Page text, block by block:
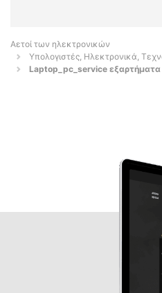
Αετοί των ηλεκτρονικών
Υπολογιστές, Ηλεκτρονικά,
Laptop_pc_service